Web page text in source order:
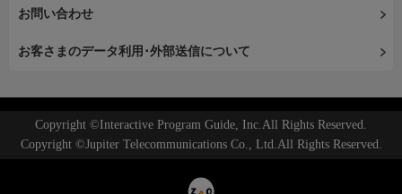
お問い合わせ
お客さまのデータ利用･外部送信について
Copyright ©Interactive Program Guide, Inc.All Rights Reserved.
Copyright ©Jupiter Telecommunications Co., Ltd.All Rights Reserved.